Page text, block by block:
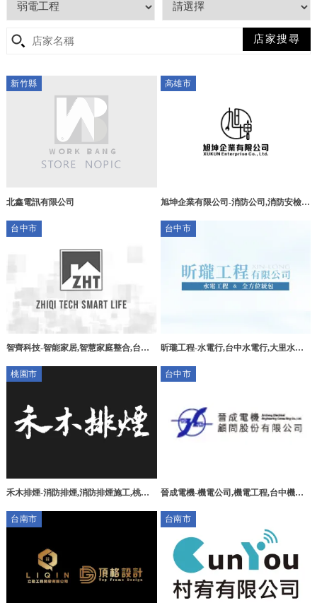
新竹縣
北鑫電訊有限公司
高雄市
旭坤企業有限公司-消防公司,消防安檢,
台中市
智齊科技-智能家居,智慧家庭整合,台中
台中市
昕瓏工程-水電行,台中水電行,大里水電
桃園市
禾木排煙-消防排煙,消防排煙施工,桃園
煙,新屋消防排煙施工
台中市
晉成電機-機電公司,機電工程,台中機電
台南市
台南市